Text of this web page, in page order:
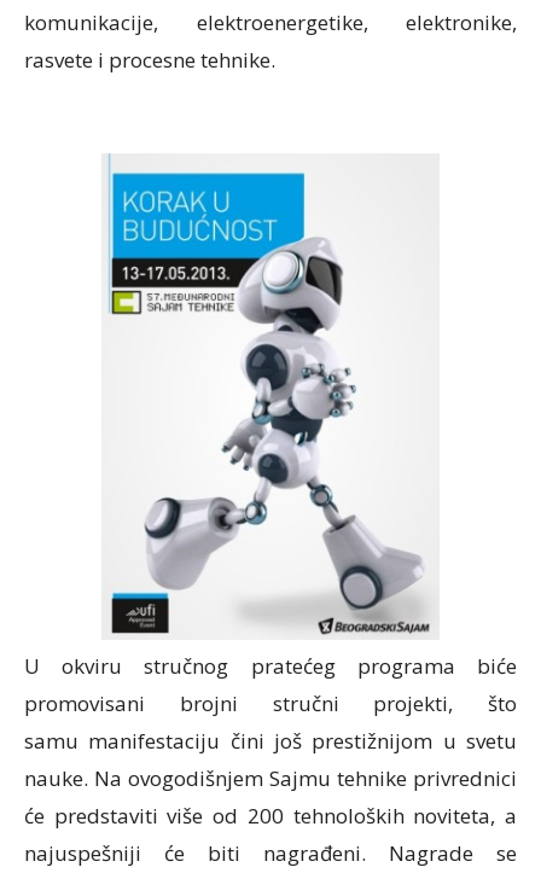
komunikacije, elektroenergetike, elektronike,
rasvete i procesne tehnike.
U okviru stručnog pratećeg programa biće
promovisani brojni stručni projekti, što
samu manifestaciju čini još prestižnijom u svetu
nauke. Na ovogodišnjem Sajmu tehnike privrednici
će predstaviti više od 200 tehnoloških noviteta, a
najuspešniji će biti nagrađeni. Nagrade se